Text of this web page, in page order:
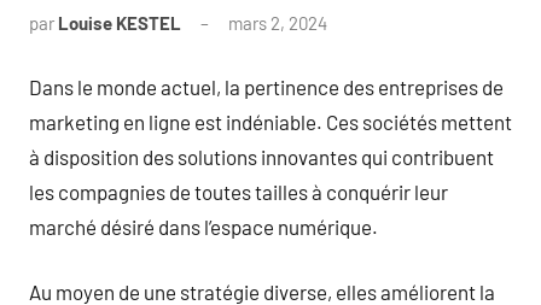
par Louise KESTEL mars 2, 2024
Dans le monde actuel, la pertinence des entreprises de
marketing en ligne est indéniable. Ces sociétés mettent
à disposition des solutions innovantes qui contribuent
les compagnies de toutes tailles à conquérir leur
marché désiré dans l’espace numérique.
Au moyen de une stratégie diverse, elles améliorent la